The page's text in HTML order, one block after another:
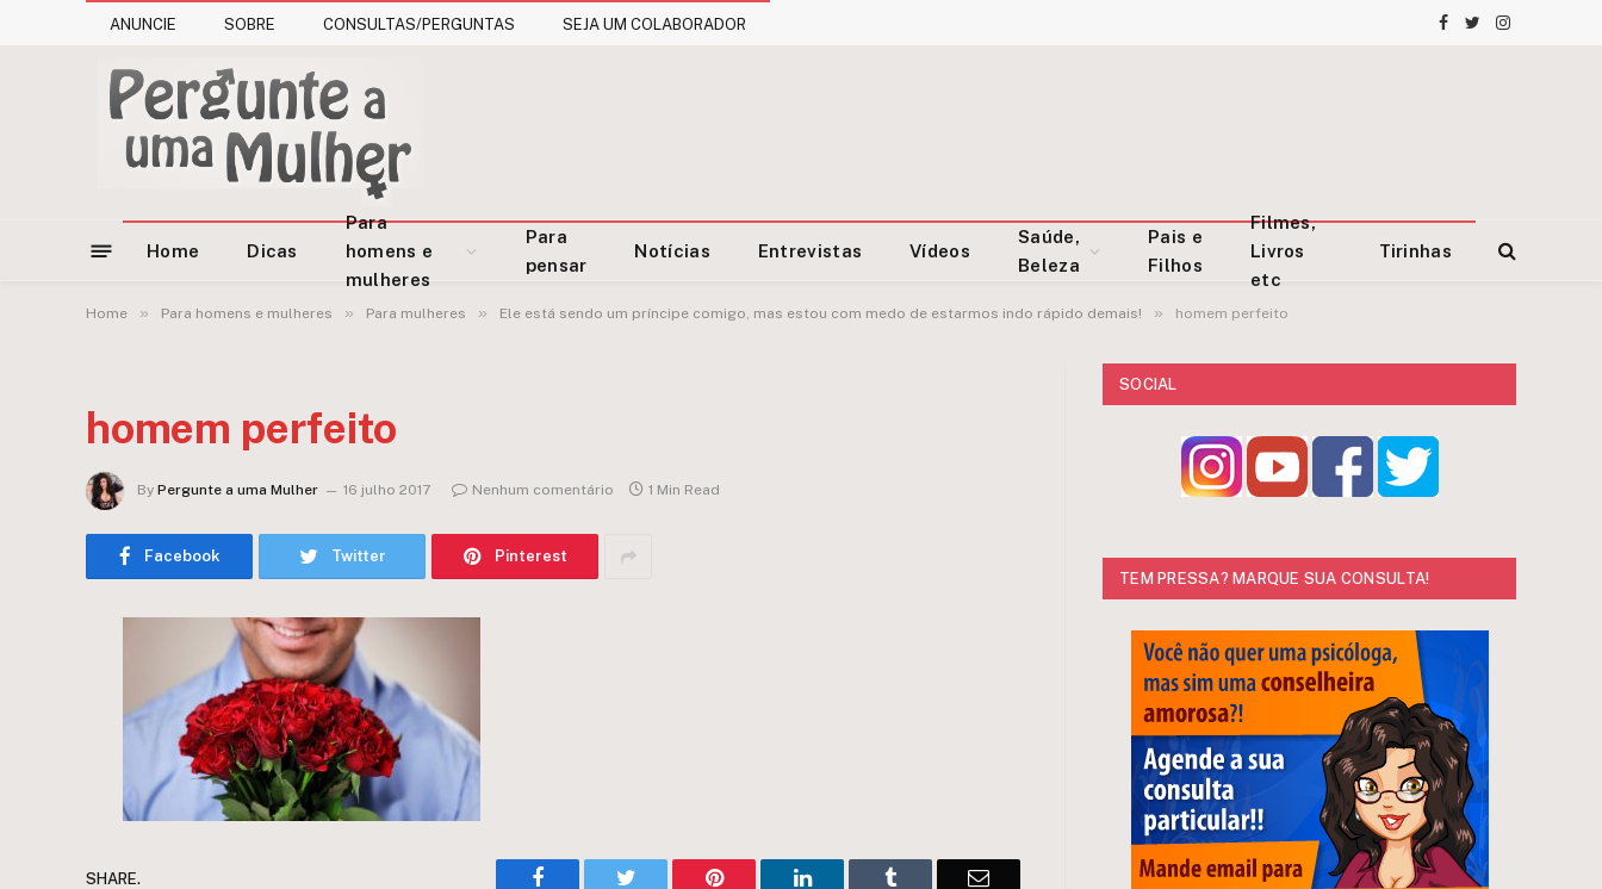
ANUNCIE SOBRE CONSULTAS/PERGUNTAS SEJA UM COLABORADOR Facebook
TwitterInstagram
Home Dicas
Para
homens e
mulheres
Para
pensar
Notícias Entrevistas Vídeos
Saúde,
Beleza
Pais e
Filhos
Filmes,
Livros
etc
Tirinhas
Home » Para homens e mulheres » Para mulheres » Ele está sendo um príncipe comigo, mas estou com medo de estarmos indo rápido demais! » homem perfeito
homem perfeito
By Pergunte a uma Mulher 16 julho 2017 Nenhum comentário 1 Min Read
Facebook Twitter Pinterest
SHARE. Facebook Twitter Pinterest LinkedIn Tumblr Email
SOCIAL
TEM PRESSA? MARQUE SUA CONSULTA!